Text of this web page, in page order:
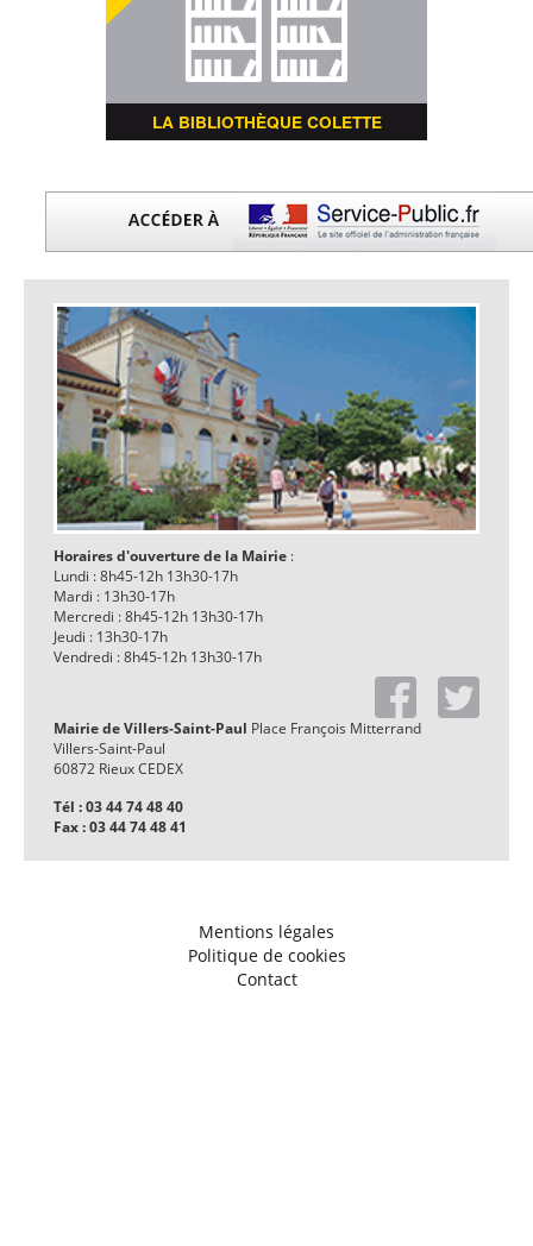
LA BIBLIOTHÈQUE COLETTE
Horaires d'ouverture de la Mairie :
Lundi : 8h45-12h 13h30-17h
Mardi : 13h30-17h
Mercredi : 8h45-12h 13h30-17h
Jeudi : 13h30-17h
Vendredi : 8h45-12h 13h30-17h
Mairie de Villers-Saint-Paul Place François Mitterrand
Villers-Saint-Paul
60872 Rieux CEDEX
Tél : 03 44 74 48 40
Fax : 03 44 74 48 41
Mentions légales
Politique de cookies
Contact